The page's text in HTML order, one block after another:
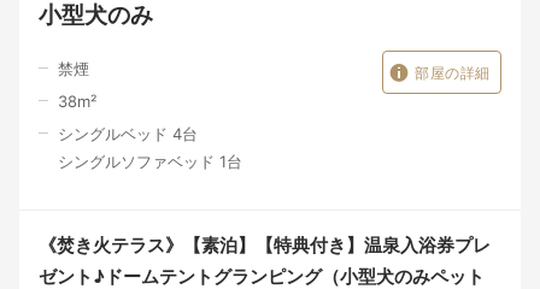
小型犬のみ
禁煙
38m²
シングルベッド 4台
シングルソファベッド 1台
部屋の詳細
《焚き火テラス》【素泊】【特典付き】温泉入浴券プレ
ゼント♪ドームテントグランピング（小型犬のみペット